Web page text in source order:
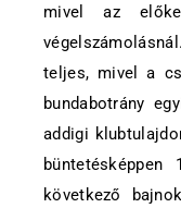
mivel az
teljes, mivel a
bundabotrány
addigi
következő